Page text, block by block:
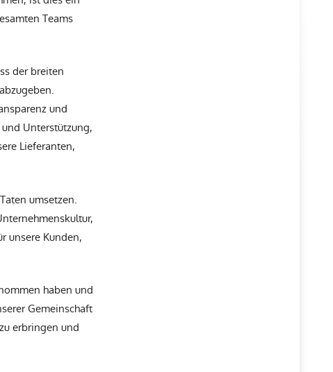
Teams
der breiten
und
Unterstützung,
Lieferanten,
umsetzen.
unsere Kunden,
haben und
Gemeinschaft
erbringen und